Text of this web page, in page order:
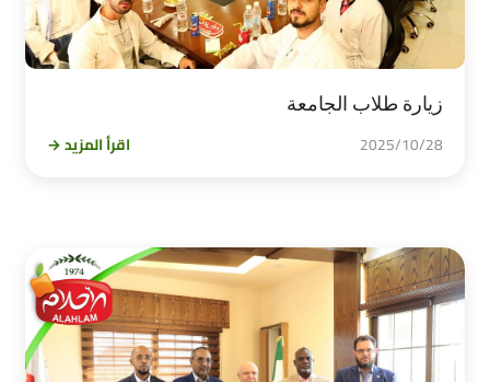
زيارة طلاب الجامعة
2025/10/28 اقرأ المزيد →